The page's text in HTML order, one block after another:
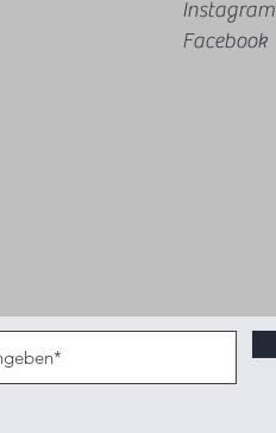
Instagram
Facebook